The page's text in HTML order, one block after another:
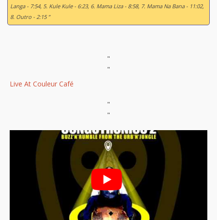
Langa - 7:54, 5. Kule Kule - 6:23, 6. Mama Liza - 8:58, 7. Mama Na Bana - 11:02,
8. Outro - 2:15 ”
"
"
Live At Couleur Café
"
"